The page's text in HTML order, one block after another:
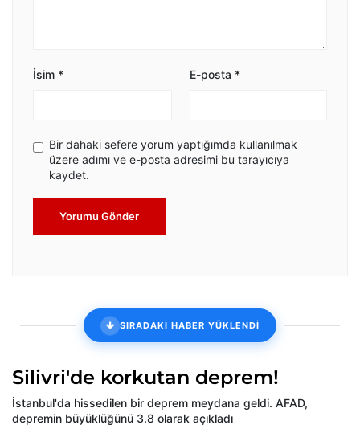
İsim * E-posta *
Bir dahaki sefere yorum yaptığımda kullanılmak
üzere adımı ve e-posta adresimi bu tarayıcıya
kaydet.
Yorumu Gönder
SIRADAKİ HABER YÜKLENDİ
Silivri'de korkutan deprem!
İstanbul'da hissedilen bir deprem meydana geldi. AFAD,
depremin büyüklüğünü 3.8 olarak açıkladı